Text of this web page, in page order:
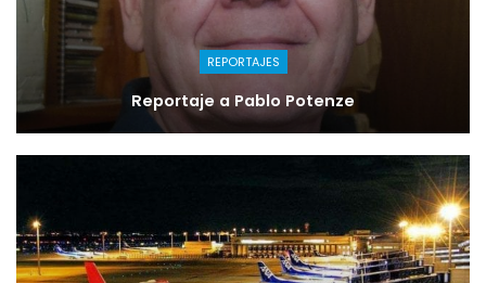
REPORTAJES
Reportaje a Pablo Potenze